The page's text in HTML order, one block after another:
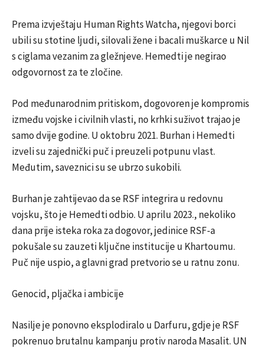
Prema izvještaju Human Rights Watcha, njegovi borci
ubili su stotine ljudi, silovali žene i bacali muškarce u Nil
s ciglama vezanim za gležnjeve. Hemedti je negirao
odgovornost za te zločine.
Pod međunarodnim pritiskom, dogovoren je kompromis
između vojske i civilnih vlasti, no krhki suživot trajao je
samo dvije godine. U oktobru 2021. Burhan i Hemedti
izveli su zajednički puč i preuzeli potpunu vlast.
Međutim, saveznici su se ubrzo sukobili.
Burhan je zahtijevao da se RSF integrira u redovnu
vojsku, što je Hemedti odbio. U aprilu 2023., nekoliko
dana prije isteka roka za dogovor, jedinice RSF-a
pokušale su zauzeti ključne institucije u Khartoumu.
Puč nije uspio, a glavni grad pretvorio se u ratnu zonu.
Genocid, pljačka i ambicije
Nasilje je ponovno eksplodiralo u Darfuru, gdje je RSF
pokrenuo brutalnu kampanju protiv naroda Masalit. UN